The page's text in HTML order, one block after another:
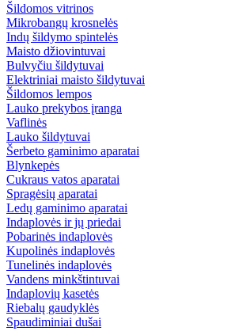
Šildomos vitrinos
Mikrobangų krosnelės
Indų šildymo spintelės
Maisto džiovintuvai
Bulvyčiu šildytuvai
Elektriniai maisto šildytuvai
Šildomos lempos
Lauko prekybos įranga
Vaflinės
Lauko šildytuvai
Šerbeto gaminimo aparatai
Blynkepės
Cukraus vatos aparatai
Spragėsių aparatai
Ledų gaminimo aparatai
Indaplovės ir jų priedai
Pobarinės indaplovės
Kupolinės indaplovės
Tunelinės indaplovės
Vandens minkštintuvai
Indaplovių kasetės
Riebalų gaudyklės
Spaudiminiai dušai